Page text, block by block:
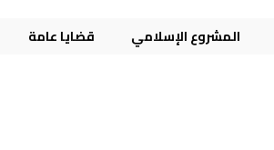
المشروع الإسلامي قضايا عامة